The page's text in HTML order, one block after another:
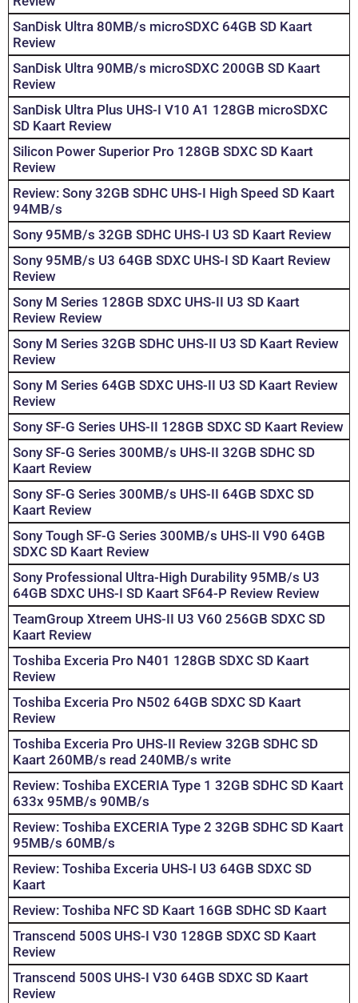
SanDisk Ultra 80MB/s microSDXC 64GB SD Kaart
Review
SanDisk Ultra 90MB/s microSDXC 200GB SD Kaart
Review
SanDisk Ultra Plus UHS-I V10 A1 128GB microSDXC
SD Kaart Review
Silicon Power Superior Pro 128GB SDXC SD Kaart
Review
Review: Sony 32GB SDHC UHS-I High Speed SD Kaart
94MB/s
Sony 95MB/s 32GB SDHC UHS-I U3 SD Kaart Review
Sony 95MB/s U3 64GB SDXC UHS-I SD Kaart Review
Review
Sony M Series 128GB SDXC UHS-II U3 SD Kaart
Review Review
Sony M Series 32GB SDHC UHS-II U3 SD Kaart Review
Review
Sony M Series 64GB SDXC UHS-II U3 SD Kaart Review
Review
Sony SF-G Series UHS-II 128GB SDXC SD Kaart Review
Sony SF-G Series 300MB/s UHS-II 32GB SDHC SD
Kaart Review
Sony SF-G Series 300MB/s UHS-II 64GB SDXC SD
Kaart Review
Sony Tough SF-G Series 300MB/s UHS-II V90 64GB
SDXC SD Kaart Review
Sony Professional Ultra-High Durability 95MB/s U3
64GB SDXC UHS-I SD Kaart SF64-P Review Review
TeamGroup Xtreem UHS-II U3 V60 256GB SDXC SD
Kaart Review
Toshiba Exceria Pro N401 128GB SDXC SD Kaart
Review
Toshiba Exceria Pro N502 64GB SDXC SD Kaart
Review
Toshiba Exceria Pro UHS-II Review 32GB SDHC SD
Kaart 260MB/s read 240MB/s write
Review: Toshiba EXCERIA Type 1 32GB SDHC SD Kaart
633x 95MB/s 90MB/s
Review: Toshiba EXCERIA Type 2 32GB SDHC SD Kaart
95MB/s 60MB/s
Review: Toshiba Exceria UHS-I U3 64GB SDXC SD
Kaart
Review: Toshiba NFC SD Kaart 16GB SDHC SD Kaart
Transcend 500S UHS-I V30 128GB SDXC SD Kaart
Review
Transcend 500S UHS-I V30 64GB SDXC SD Kaart
Review